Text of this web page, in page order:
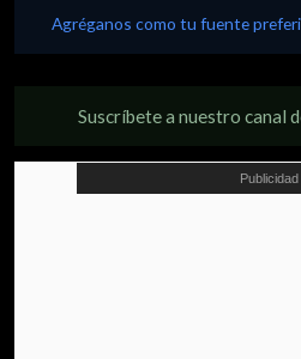
Agréganos como tu fuente
Suscríbete a nuestro canal